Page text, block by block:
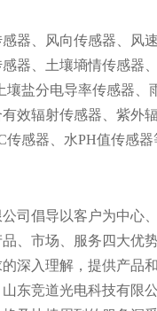
器、风向传感器、风
器、土壤墒情传感器
壤盐分电导率传感器、
效辐射传感器、紫外
感器、水PH值传感器
司倡导以客户为中心
、市场、服务四大优
深入理解，提供产品
东竞道光电科技有限